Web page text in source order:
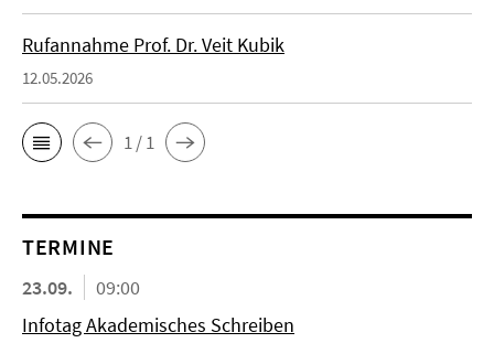
Rufannahme Prof. Dr. Veit Kubik
12.05.2026
1 / 1
TERMINE
23.09.
09:00
Infotag Akademisches Schreiben